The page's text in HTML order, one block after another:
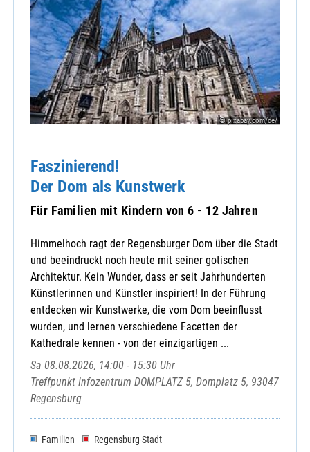
© pixabay.com/de/
Faszinierend!
Der Dom als Kunstwerk
Für Familien mit Kindern von 6 - 12 Jahren
Himmelhoch ragt der Regensburger Dom über die Stadt
und beeindruckt noch heute mit seiner gotischen
Architektur. Kein Wunder, dass er seit Jahrhunderten
Künstlerinnen und Künstler inspiriert! In der Führung
entdecken wir Kunstwerke, die vom Dom beeinflusst
wurden, und lernen verschiedene Facetten der
Kathedrale kennen - von der einzigartigen ...
Sa 08.08.2026, 14:00 - 15:30 Uhr
Treffpunkt Infozentrum DOMPLATZ 5, Domplatz 5, 93047
Regensburg
Familien
Regensburg-Stadt